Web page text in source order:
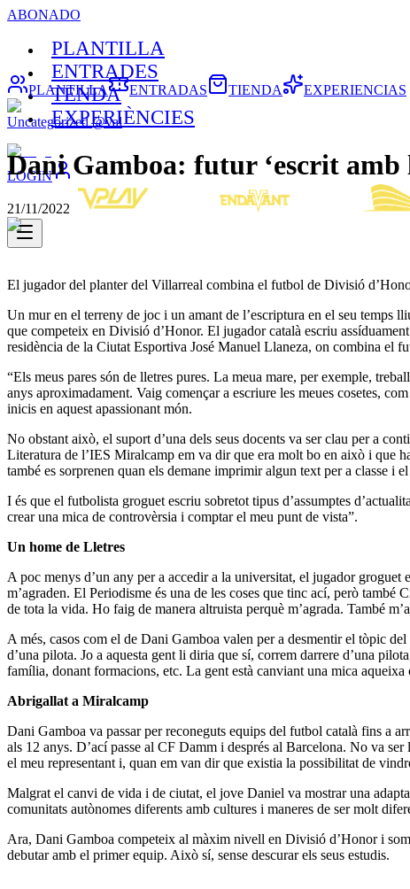
ABONADO
PLANTILLA
ENTRADES
TENDA
EXPERIÈNCIES
LOGIN
PLANTILLA ENTRADAS TIENDA EXPERIENCIAS
Uncategorized @val
Dani Gamboa: futur ‘escrit amb
21/11/2022
El jugador del planter del Villarreal combina el futbol de Divisió
Un mur en el terreny de joc i un amant de l’escriptura en el seu
que competeix en Divisió d’Honor. El jugador català escriu
residència de la Ciutat Esportiva José Manuel Llaneza, on combina el
“Els meus pares són de lletres pures. La meua mare, per exemple,
anys aproximadament. Vaig començar a escriure les meues cosetes,
inicis en aquest apassionant món.
No obstant això, el suport d’una dels seus docents va ser clau per a
Literatura de l’IES Miralcamp em va dir que era molt bo en això i que
també es sorprenen quan els demane imprimir algun text per a classe i
I és que el futbolista groguet escriu sobretot tipus d’assumptes
crear una mica de controvèrsia i comptar el meu punt de vista”.
Un home de Lletres
A poc menys d’un any per a accedir a la universitat, el jugador
m’agraden. El Periodisme és una de les coses que tinc ací, però
de tota la vida. Ho faig de manera altruista perquè m’agrada. També
A més, casos com el de Dani Gamboa valen per a desmentir el tòpic
d’una pilota. Jo a aquesta gent li diria que sí, correm darrere d’una
família, donant formacions, etc. La gent està canviant una mica aqueixa
Abrigallat a Miralcamp
Dani Gamboa va passar per reconeguts equips del futbol català fins a
als 12 anys. D’ací passe al CF Damm i després al Barcelona. No va
el meu representant i, quan em van dir que existia la possibilitat de
Malgrat el canvi de vida i de ciutat, el jove Daniel va mostrar una
comunitats autònomes diferents amb cultures i maneres de ser molt
Ara, Dani Gamboa competeix al màxim nivell en Divisió d’Honor i
debutar amb el primer equip. Això sí, sense descurar els seus estudis.